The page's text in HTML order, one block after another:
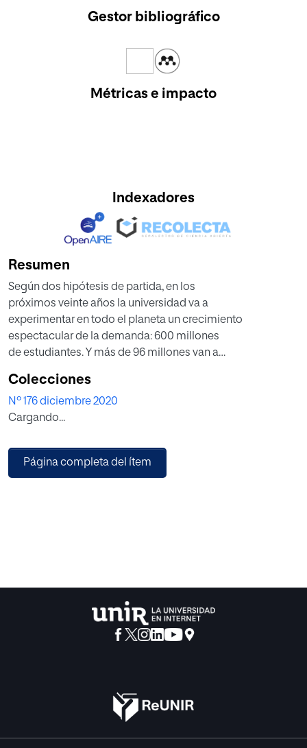
Gestor bibliográfico
Métricas e impacto
Indexadores
Resumen
Según dos hipótesis de partida, en los
próximos veinte años la universidad va a
experimentar en todo el planeta un crecimiento
espectacular de la demanda: 600 millones
de estudiantes. Y más de 96 millones van a
línea o al menos híbrida, aunque la enseñanza
presencial seguirá siendo líder en el mediocorto
plazo. Las universidades que apuesten
digitales reclutarán estudiantes de cualquier
parte del mundo.
Colecciones
Nº 176 diciembre 2020
Cargando...
Página completa del ítem